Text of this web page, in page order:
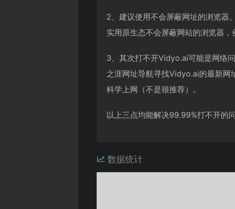
2、建议使用不会屏蔽网址的浏览器
实用原生态不会屏蔽网站的浏览器
3、其次打不开Vidyo.ai可能是网络
之涯网址导航寻找Vidyo.ai的最新网
科学上网（不是很推荐）。
以上三点均能解决99.99%打不开的
数据统计